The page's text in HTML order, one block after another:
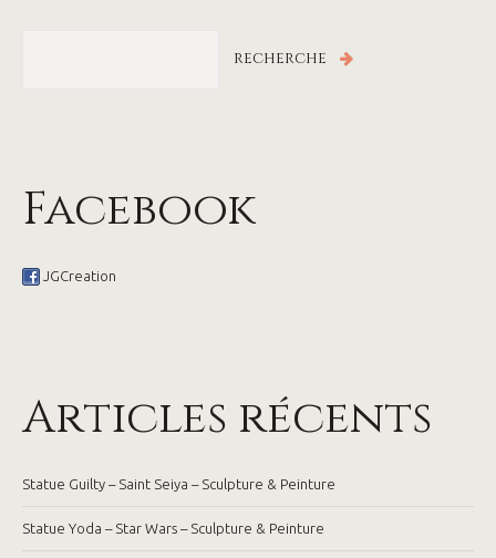
Facebook
JGCreation
Articles récents
Statue Guilty – Saint Seiya – Sculpture & Peinture
Statue Yoda – Star Wars – Sculpture & Peinture